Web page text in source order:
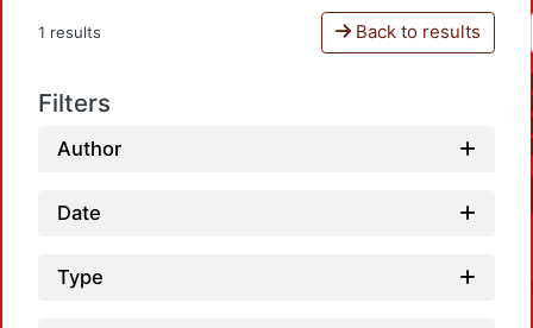
1 results Back to results
Filters
Author
Date
Type